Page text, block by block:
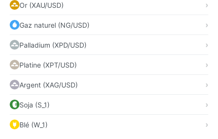
Or (XAU/USD)
Gaz naturel (NG/USD)
Palladium (XPD/USD)
Platine (XPT/USD)
Argent (XAG/USD)
Soja (S_1)
Blé (W_1)